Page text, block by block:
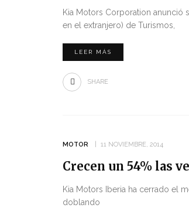
Kia Motors Corporation anunció
en el extranjero) de Turismos,
LEER MÁS
SHARE
MOTOR 11 NOVIEMBRE, 2014
Crecen un 54% las
Kia Motors Iberia ha cerrado el
doblando